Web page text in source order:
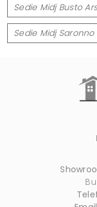
Sedie Midj Busto
Sedie Midj Saronno